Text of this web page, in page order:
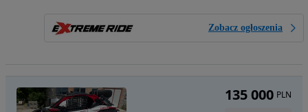
Zobacz ogłoszenia
135 000 PLN